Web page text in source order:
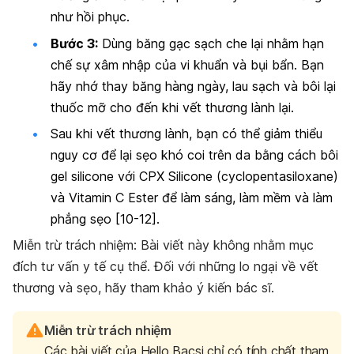
như hồi phục.
Bước 3: Dùng băng gạc sạch che lại nhằm hạn
chế sự xâm nhập của vi khuẩn và bụi bẩn. Bạn
hãy nhớ thay băng hàng ngày, lau sạch và bôi lại
thuốc mỡ cho đến khi vết thương lành lại.
Sau khi vết thương lành, bạn có thể giảm thiểu
nguy cơ để lại sẹo khó coi trên da bằng cách bôi
gel silicone với CPX Silicone (cyclopentasiloxane)
và Vitamin C Ester để làm sáng, làm mềm và làm
phẳng sẹo [10-12] .
Miễn trừ trách nhiệm: Bài viết này không nhằm mục
đích tư vấn y tế cụ thể. Đối với những lo ngại về vết
thương và sẹo, hãy tham khảo ý kiến bác sĩ.
Miễn trừ trách nhiệm